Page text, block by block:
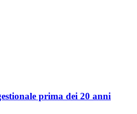
prima dei 20 anni